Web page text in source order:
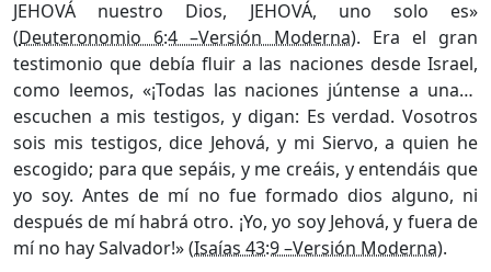
JEHOVÁ nuestro Dios, JEHOVÁ, uno solo es»
(Deuteronomio 6:4 –Versión Moderna). Era el gran
testimonio que debía fluir a las naciones desde Israel,
como leemos, «¡Todas las naciones júntense a una…
escuchen a mis testigos, y digan: Es verdad. Vosotros
sois mis testigos, dice Jehová, y mi Siervo, a quien he
escogido; para que sepáis, y me creáis, y entendáis que
yo soy. Antes de mí no fue formado dios alguno, ni
después de mí habrá otro. ¡Yo, yo soy Jehová, y fuera de
mí no hay Salvador!» (Isaías 43:9 –Versión Moderna).